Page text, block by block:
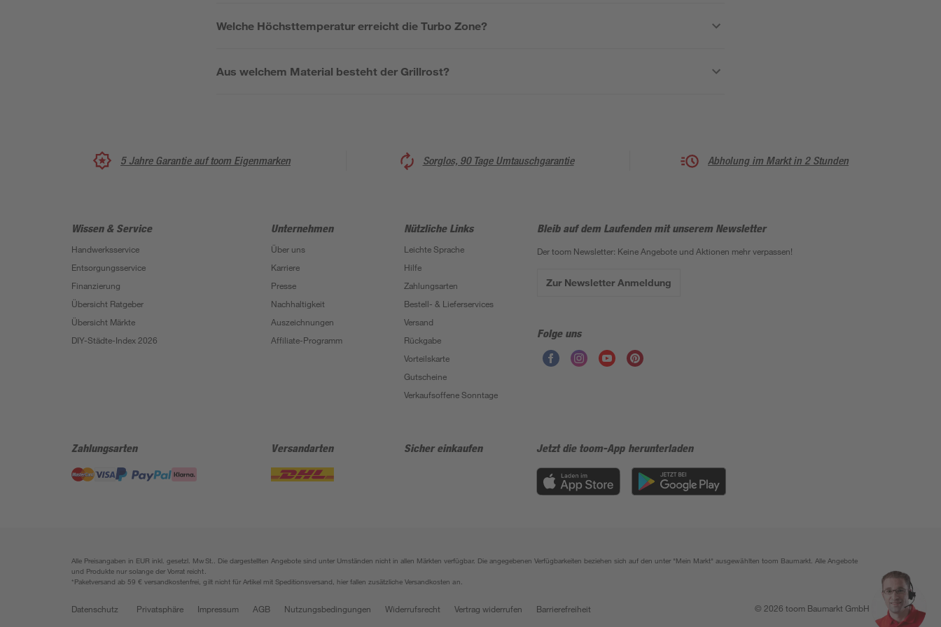
Welche Höchsttemperatur erreicht die Turbo Zone?
Aus welchem Material besteht der Grillrost?
5 Jahre Garantie auf toom Eigenmarken Sorglos, 90 Tage Umtauschgarantie Abholung im Markt in 2 Stunden
Wissen & Service
Handwerksservice
Entsorgungsservice
Finanzierung
Übersicht Ratgeber
Übersicht Märkte
DIY-Städte-Index 2026
Unternehmen
Über uns
Karriere
Presse
Nachhaltigkeit
Auszeichnungen
Affiliate-Programm
Nützliche Links
Leichte Sprache
Hilfe
Zahlungsarten
Bestell- & Lieferservices
Versand
Rückgabe
Vorteilskarte
Gutscheine
Verkaufsoffene Sonntage
Bleib auf dem Laufenden mit unserem Newsletter
Der toom Newsletter: Keine Angebote und Aktionen mehr verpassen!
Zur Newsletter Anmeldung
Folge uns
Zahlungsarten Versandarten Sicher einkaufen Jetzt die toom-App herunterladen
Alle Preisangaben in EUR inkl. gesetzl. MwSt.. Die dargestellten Angebote sind unter Umständen nicht in allen Märkten verfügbar. Die angegebenen Verfügbarkeiten beziehen sich auf den unter "Mein Markt" ausgewählten toom Baumarkt. Alle Angebote
und Produkte nur solange der Vorrat reicht.
*Paketversand ab 59 € versandkostenfrei, gilt nicht für Artikel mit Speditionsversand, hier fallen zusätzliche Versandkosten an.
Datenschutz Privatsphäre Impressum AGB Nutzungsbedingungen Widerrufsrecht Vertrag widerrufen Barrierefreiheit © 2026 toom Baumarkt GmbH